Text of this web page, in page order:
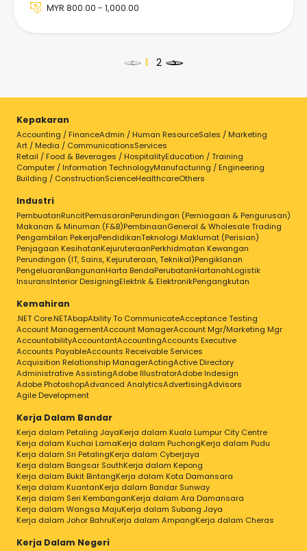
MYR 800.00 - 1,000.00
< >
Pilih kerja untuk butiran
Kepakaran
Accounting / FinanceAdmin / Human ResourceSales / Marketing
Art / Media / CommunicationsServices
Retail / Food & Beverages / HospitalityEducation / Training
Computer / Information TechnologyManufacturing / Engineering
Building / ConstructionScienceHealthcareOthers
Industri
PembuatanRuncitPemasaranPerundingan (Perniagaan & Pengurusan)
Makanan & Minuman (F&B)PembinaanGeneral & Wholesale Trading
Pengambilan PekerjaPendidikanTeknologi Maklumat (Perisian)
Penjagaan KesihatanKejuruteraanPerkhidmatan Kewangan
Perundingan (IT, Sains, Kejuruteraan, Teknikal)Pengiklanan
PengeluaranBangunanHarta BendaPerubatanHartanahLogistik
InsuransInterior DesigningElektrik & ElektronikPengangkutan
Kemahiran
.NET Core.NETAbapAbility To CommunicateAcceptance Testing
Account ManagementAccount ManagerAccount Mgr/Marketing Mgr
AccountabilityAccountantAccountingAccounts Executive
Accounts PayableAccounts Receivable Services
Acquisition Relationship ManagerActingActive Directory
Administrative AssistingAdobe IllustratorAdobe Indesign
Adobe PhotoshopAdvanced AnalyticsAdvertisingAdvisors
Agile Development
Kerja Dalam Bandar
Kerja dalam Petaling JayaKerja dalam Kuala Lumpur City Centre
Kerja dalam Kuchai LamaKerja dalam PuchongKerja dalam Pudu
Kerja dalam Sri PetalingKerja dalam Cyberjaya
Kerja dalam Bangsar SouthKerja dalam Kepong
Kerja dalam Bukit BintangKerja dalam Kota Damansara
Kerja dalam KuantanKerja dalam Bandar Sunway
Kerja dalam Seri KembanganKerja dalam Ara Damansara
Kerja dalam Wangsa MajuKerja dalam Subang Jaya
Kerja dalam Johor BahruKerja dalam AmpangKerja dalam Cheras
Kerja Dalam Negeri